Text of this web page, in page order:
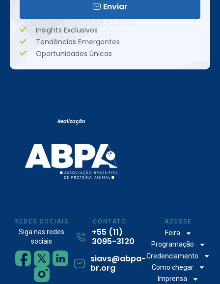
Enviar
Insights Exclusivos
Tendências Emergentes
Oportunidades Únicas
Realização
REDES SOCIAIS
Siga nas redes
sociais
CONTATO
+55 (11)
3095-3120
siavs@abpa-
br.org
ACESSE
Feira
Programação
Credenciamento
Como chegar
Imprensa